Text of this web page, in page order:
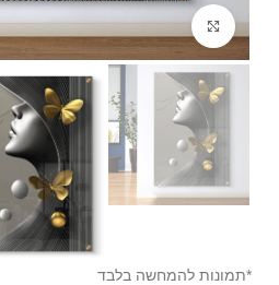
Click to enlarge
*תמונות להמחשה בלבד